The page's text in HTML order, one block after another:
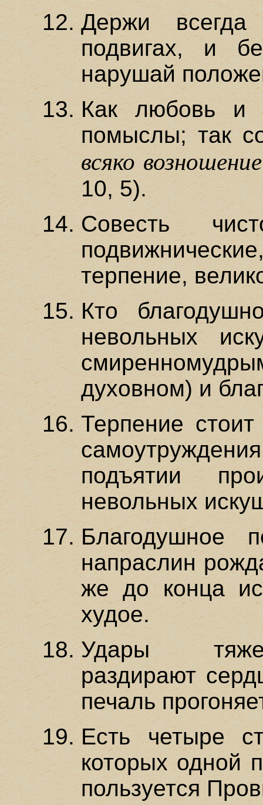
Держи
подвигах, и
нарушай
Как любовь и
помыслы; так
всяко
10, 5).
Совесть
терпение,
Кто
невольных
духовном) и
Терпение
подъятии
невольных
Благодушное
напраслин
же до конца
худое.
Удары
раздирают
печаль
Есть четыре
которых одной
пользуется